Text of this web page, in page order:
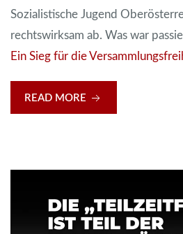
Sozialistische Jugend
rechtswirksam ab. Was war
Ein Sieg für die
READ MORE